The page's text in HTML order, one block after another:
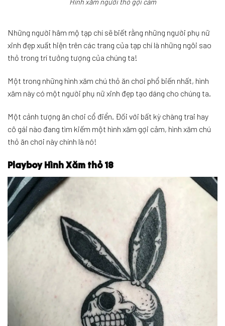
Những người hâm mộ tạp chí sẽ biết rằng những người phụ nữ
xinh đẹp xuất hiện trên các trang của tạp chí là những ngôi sao
thỏ trong trí tưởng tượng của chúng ta!
Một trong những hình xăm chú thỏ ăn chơi phổ biến nhất, hình
xăm này có một người phụ nữ xinh đẹp tạo dáng cho chúng ta.
Một cảnh tượng ăn chơi cổ điển. Đối với bất kỳ chàng trai hay
cô gái nào đang tìm kiếm một hình xăm gợi cảm, hình xăm chú
thỏ ăn chơi này chính là nó!
Playboy Hình Xăm thỏ 18